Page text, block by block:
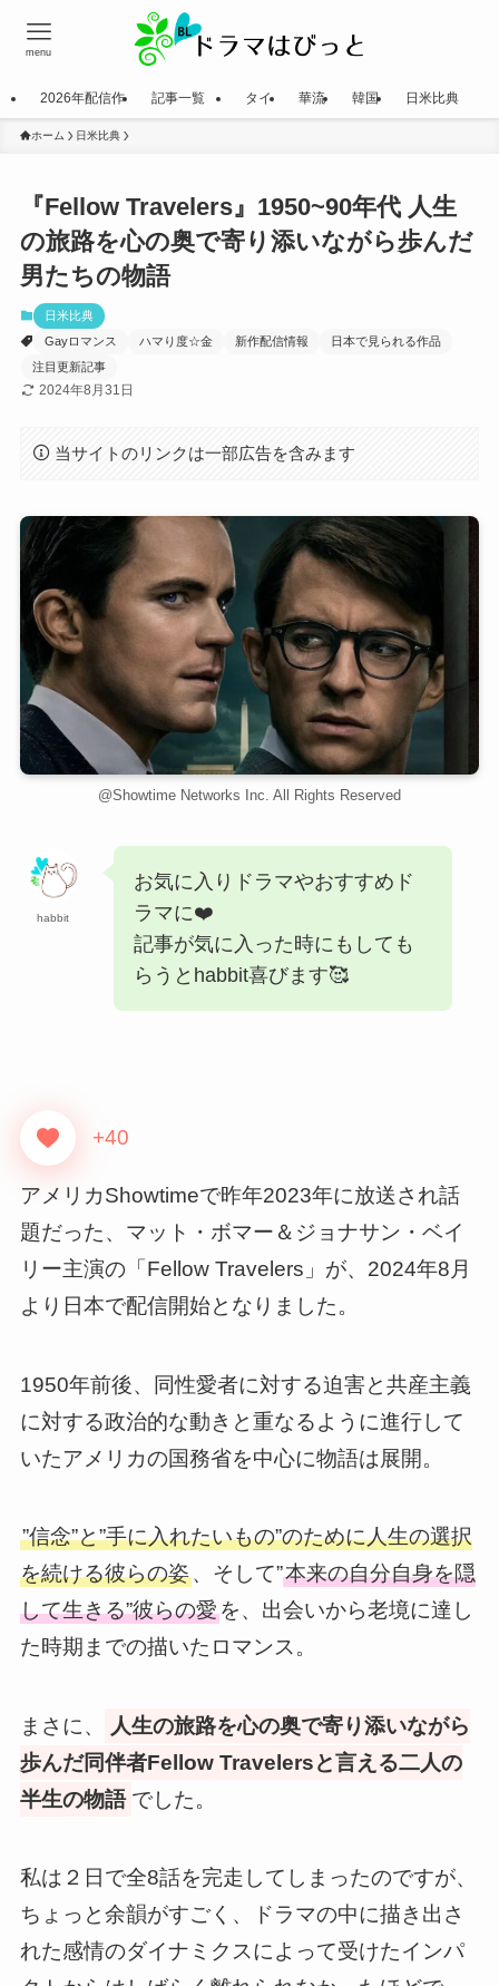
menu
2026年配信作 記事一覧 タイ 華流 韓国 日米比典
ホーム 日米比典
『Fellow Travelers』1950~90年代 人生
の旅路を心の奥で寄り添いながら歩んだ
男たちの物語
日米比典
Gayロマンス
ハマり度☆金 新作配信情報
日本で見られる作品
注目更新記事
2024年8月31日
当サイトのリンクは一部広告を含みます
@Showtime Networks Inc. All Rights Reserved
habbit
お気に入りドラマやおすすめド
ラマに❤️
記事が気に入った時にもしても
らうとhabbit喜びます🥰
+40
アメリカShowtimeで昨年2023年に放送され話
題だった、マット・ボマー＆ジョナサン・ベイ
リー主演の「Fellow Travelers」が、2024年8月
より日本で配信開始となりました。
1950年前後、同性愛者に対する迫害と共産主義
に対する政治的な動きと重なるように進行して
いたアメリカの国務省を中心に物語は展開。
”信念”と”手に入れたいもの”のために人生の選択
を続ける彼らの姿、そして”本来の自分自身を隠
して生きる”彼らの愛を、出会いから老境に達し
た時期までの描いたロマンス。
まさに、
人生の旅路を心の奥で寄り添いながら
歩んだ同伴者Fellow Travelersと言える二人の
半生の物語 でした。
私は２日で全8話を完走してしまったのですが、
ちょっと余韻がすごく、ドラマの中に描き出さ
れた感情のダイナミクスによって受けたインパ